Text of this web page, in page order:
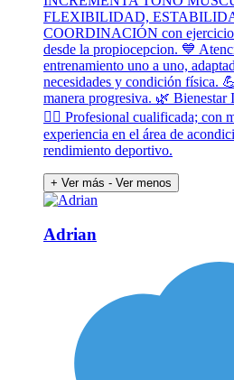
FLEXIBILIDAD,
COORDINACIÓN con
desde la propiocepcion. 💙
entrenamiento uno a uno,
necesidades y condición física.
manera progresiva. 🌿
🧘‍♀️ Profesional cualificada; con
experiencia en el área de
rendimiento deportivo.
+ Ver más - Ver menos
Adrian